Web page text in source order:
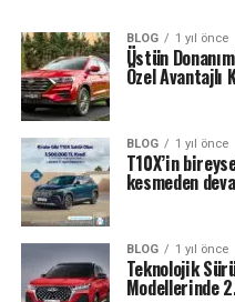
BLOG 1 yıl önce
Üstün
Özel Avantajlı
BLOG 1 yıl önce
T10X’in
kesmeden
BLOG 1 yıl önce
Teknolojik
Modellerinde